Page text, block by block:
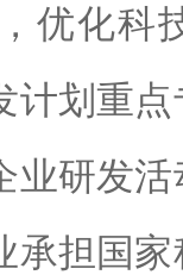
优化科
计划重
业研发
承担国